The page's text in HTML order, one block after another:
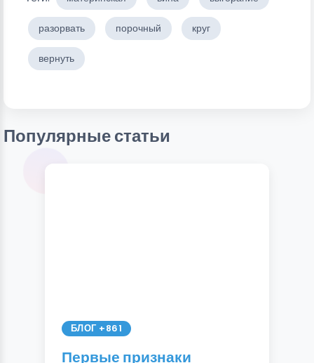
разорвать порочный круг
вернуть
Популярные статьи
БЛОГ +861
Первые признаки